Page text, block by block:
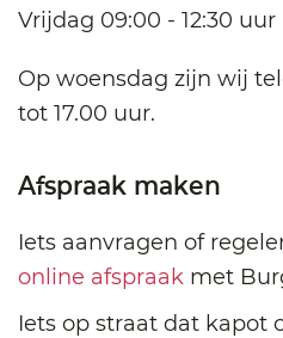
Vrijdag 09:00 - 12:30 uur
Op woensdag zijn wij
tot 17.00 uur.
Afspraak maken
Iets aanvragen of
online afspraak met
Iets op straat dat kapot